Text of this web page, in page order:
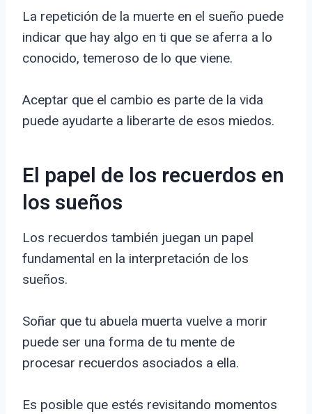
La repetición de la muerte en el sueño puede
indicar que hay algo en ti que se aferra a lo
conocido, temeroso de lo que viene.
Aceptar que el cambio es parte de la vida
puede ayudarte a liberarte de esos miedos.
El papel de los recuerdos en
los sueños
Los recuerdos también juegan un papel
fundamental en la interpretación de los
sueños.
Soñar que tu abuela muerta vuelve a morir
puede ser una forma de tu mente de
procesar recuerdos asociados a ella.
Es posible que estés revisitando momentos